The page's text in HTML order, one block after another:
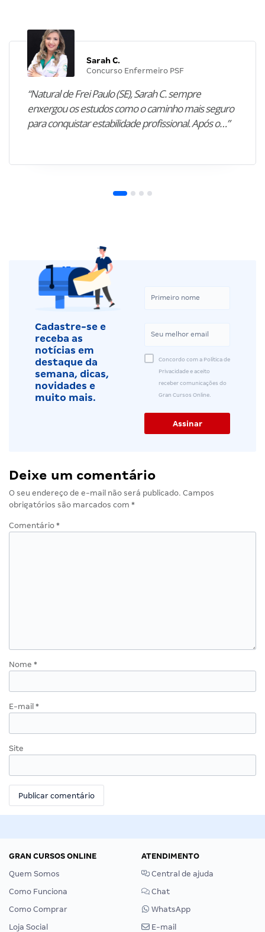
Sarah C.
Concurso Enfermeiro PSF
“Natural de Frei Paulo (SE), Sarah C. sempre
enxergou os estudos como o caminho mais seguro
para conquistar estabilidade profissional. Após o…”
Cadastre-se e
receba as
notícias em
destaque da
semana, dicas,
novidades e
muito mais.
Concordo com a Política de
Privacidade e aceito
receber comunicações do
Gran Cursos Online.
Deixe um comentário
O seu endereço de e-mail não será publicado. Campos
obrigatórios são marcados com *
Comentário *
Nome *
E-mail *
Site
GRAN CURSOS ONLINE
Quem Somos
Como Funciona
Como Comprar
Loja Social
ATENDIMENTO
Central de ajuda
Chat
WhatsApp
E-mail